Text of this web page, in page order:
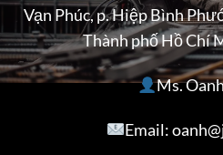
Vạn Phúc, p. Hiệp Bình
Thành phố Hồ Chí
Ms.
Email: